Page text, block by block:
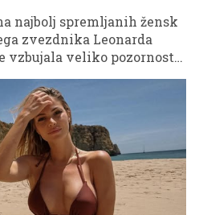
najbolj spremljanih žensk
zvezdnika Leonarda
vzbujala veliko pozornosti
razhodu je 29-letna igralka
našla v objemu mlajšega